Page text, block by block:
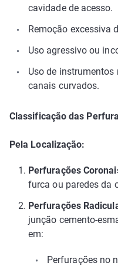
cavidade de acesso.
Remoção excessiva
Uso agressivo ou
Uso de
canais curvados.
Classificação das
Pela Localização:
Perfurações
furca ou paredes da
Perfurações
junção cemento-
em:
Perfurações no